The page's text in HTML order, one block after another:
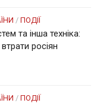
/ ПОДІЇ
та інша техніка:
росіян
/ ПОДІЇ